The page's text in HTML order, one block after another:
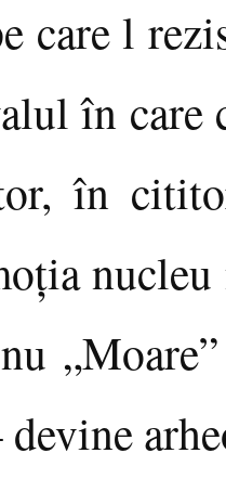
care l
în care
în
devine